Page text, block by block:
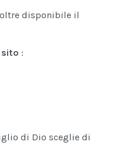
disponibile il
sito :
di Dio sceglie di